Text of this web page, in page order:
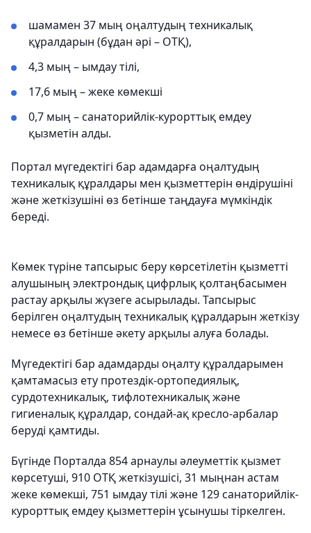
шамамен 37 мың оңалтудың техникалық
құралдарын (бұдан әрі – ОТҚ),
4,3 мың – ымдау тілі,
17,6 мың – жеке көмекші
0,7 мың – санаторийлік-курорттық емдеу
қызметін алды.
Портал мүгедектігі бар адамдарға оңалтудың
техникалық құралдары мен қызметтерін өндірушіні
және жеткізушіні өз бетінше таңдауға мүмкіндік
береді.
Көмек түріне тапсырыс беру көрсетілетін қызметті
алушының электрондық цифрлық қолтаңбасымен
растау арқылы жүзеге асырылады. Тапсырыс
берілген оңалтудың техникалық құралдарын жеткізу
немесе өз бетінше әкету арқылы алуға болады.
Мүгедектігі бар адамдарды оңалту құралдарымен
қамтамасыз ету протездік-ортопедиялық,
сурдотехникалық, тифлотехникалық және
гигиеналық құралдар, сондай-ақ кресло-арбалар
беруді қамтиды.
Бүгінде Порталда 854 арнаулы әлеуметтік қызмет
көрсетуші, 910 ОТҚ жеткізушісі, 31 мыңнан астам
жеке көмекші, 751 ымдау тілі және 129 санаторийлік-
курорттық емдеу қызметтерін ұсынушы тіркелген.